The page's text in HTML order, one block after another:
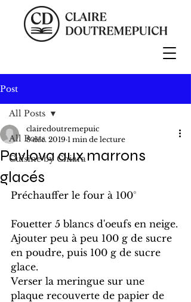
Post
All Posts
Cuisine by Chiara
All Posts
Pavlova aux marrons
glacés
clairedoutremepuic
8 déc. 2019 1 min de lecture
Préchauffer le four à 100°
Fouetter 5 blancs d'oeufs en neige.
Ajouter peu à peu 100 g de sucre
en poudre, puis 100 g de sucre
glace.
Verser la meringue sur une
plaque recouverte de papier de